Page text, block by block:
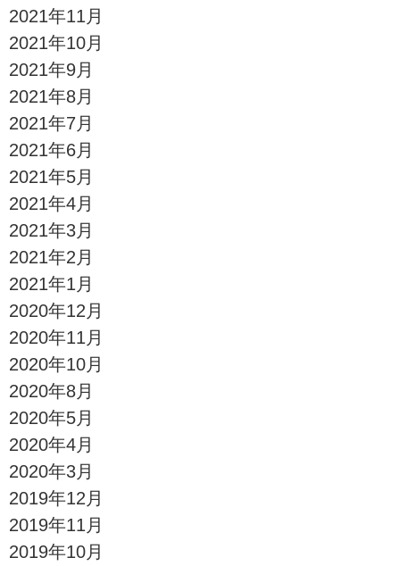
2021年11月
2021年10月
2021年9月
2021年8月
2021年7月
2021年6月
2021年5月
2021年4月
2021年3月
2021年2月
2021年1月
2020年12月
2020年11月
2020年10月
2020年8月
2020年5月
2020年4月
2020年3月
2019年12月
2019年11月
2019年10月